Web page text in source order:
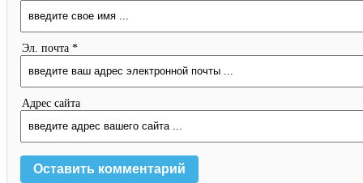
Эл. почта *
Адрес сайта